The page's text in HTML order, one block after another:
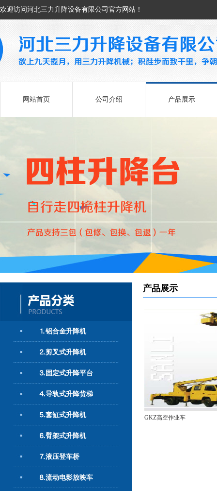
欢迎访问河北三力升降设备有限公司官方网站！
网站首页 公司介绍 产品展示
⒈铝合金升降机
⒉剪叉式升降机
⒊固定式升降平台
⒋导轨式升降货梯
⒌套缸式升降机
⒍臂架式升降机
⒎液压登车桥
⒏流动电影放映车
产品展示
GKZ高空作业车